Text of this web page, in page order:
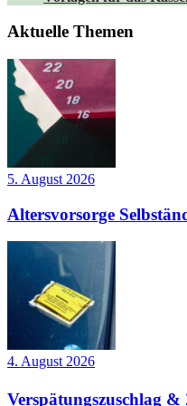
Aktuelle Themen
5. August 2026
Altersvorsorge
4. August 2026
Verspätungszuschlag